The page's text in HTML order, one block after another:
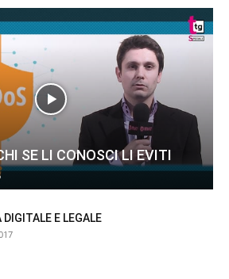
SE LI CONOSCI LI EVITI
DIGITALE E LEGALE